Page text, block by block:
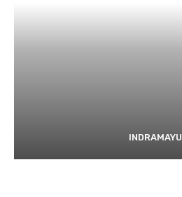
INDRAMAYU